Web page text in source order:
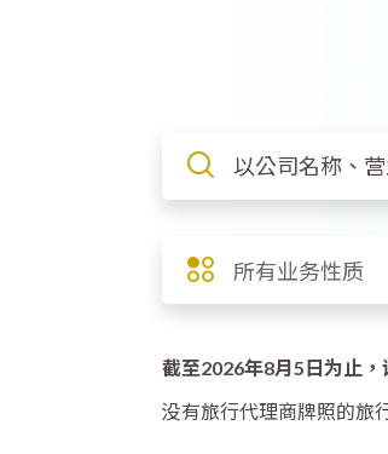
所有业务性质
截至2026年8月5日为止，
没有旅行代理商牌照的旅